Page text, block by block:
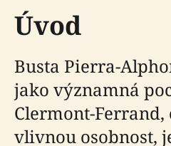
Úvod
Busta Pierra-
jako významná
Clermont-
vlivnou osobnost,